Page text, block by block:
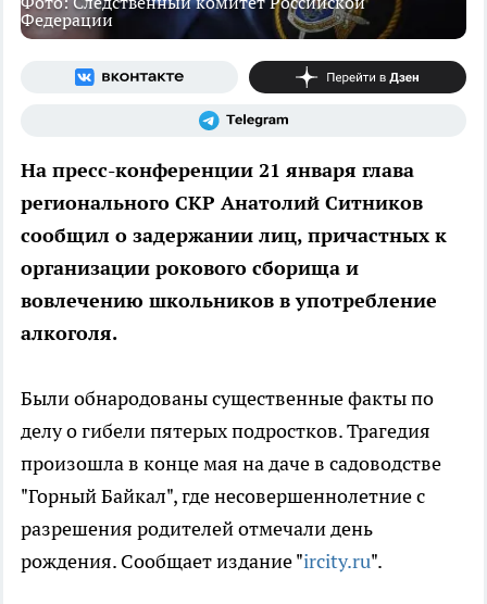
Федерации
На пресс-конференции 21 января глава
регионального СКР Анатолий Ситников
сообщил о задержании лиц, причастных к
организации рокового сборища и
вовлечению школьников в употребление
алкоголя.
Были обнародованы существенные факты по
делу о гибели пятерых подростков. Трагедия
произошла в конце мая на даче в садоводстве
"Горный Байкал", где несовершеннолетние с
разрешения родителей отмечали день
рождения. Сообщает издание "ircity.ru".